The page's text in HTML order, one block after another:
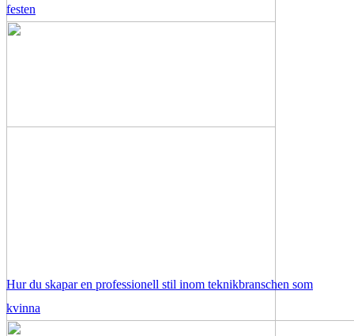
festen
Hur du skapar en professionell stil inom teknikbranschen som
kvinna